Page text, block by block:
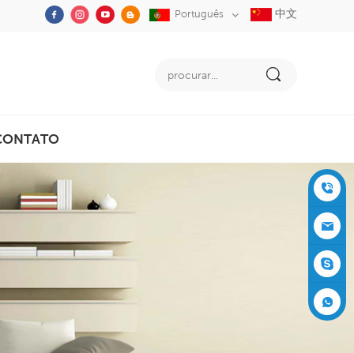
Português 中文
+86-05
91-2353
3555
siboly@s
iboly.co
evaporat